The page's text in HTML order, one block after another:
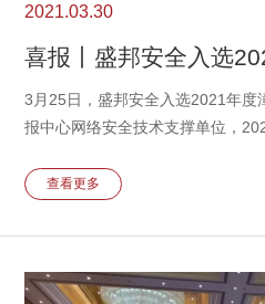
2021.03.30
3月25日，盛邦安全入选2021年度
报中心网络安全技术支撑单位，
查看更多